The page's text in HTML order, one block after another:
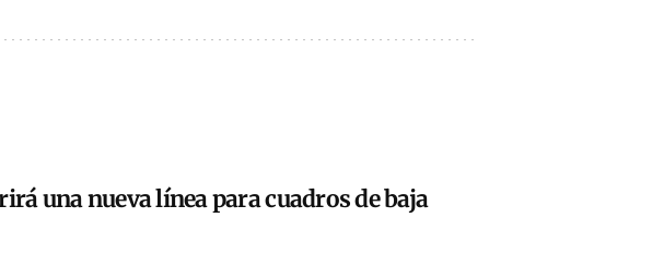
una nueva línea para cuadros de baja